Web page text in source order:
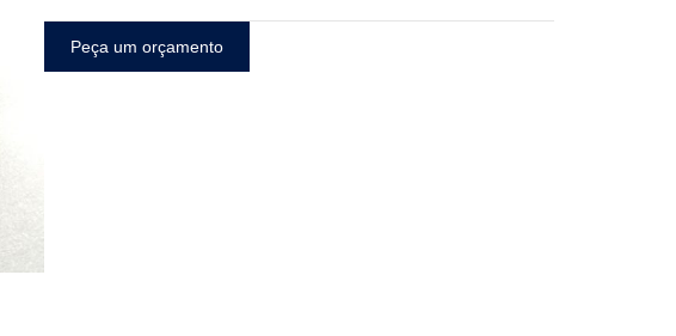
Peça um orçamento